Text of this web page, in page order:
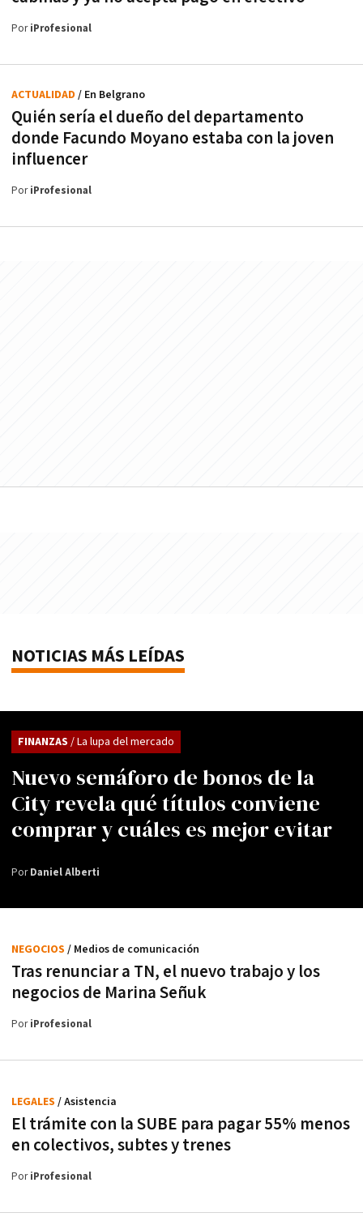
PoriProfesional
Quién sería el dueño del departamento
donde Facundo Moyano estaba con la joven
influencer
ACTUALIDAD / En Belgrano
PoriProfesional
NOTICIAS MÁS LEÍDAS
Nuevo semáforo de bonos de la
City revela qué títulos conviene
comprar y cuáles es mejor evitar
FINANZAS / La lupa del mercado
PorDaniel Alberti
Tras renunciar a TN, el nuevo trabajo y los
negocios de Marina Señuk
NEGOCIOS / Medios de comunicación
PoriProfesional
El trámite con la SUBE para pagar 55% menos
en colectivos, subtes y trenes
LEGALES / Asistencia
PoriProfesional